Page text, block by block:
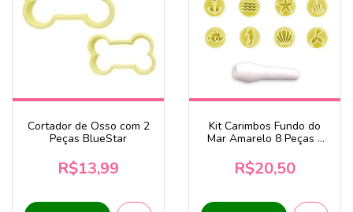
Cortador de Osso com 2
Peças BlueStar
R$13,99
Kit Carimbos Fundo do
Mar Amarelo 8 Peças -
R$20,50